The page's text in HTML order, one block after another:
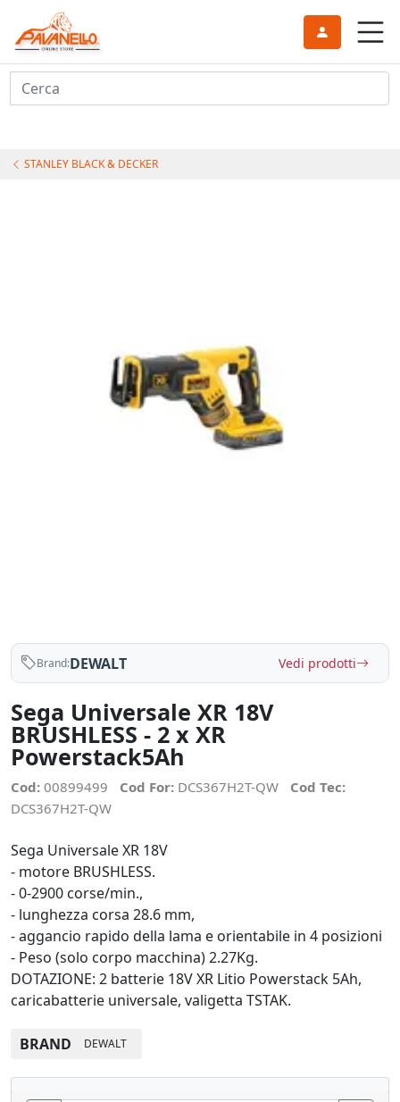
Cerca
STANLEY BLACK & DECKER
Brand:DEWALT Vedi prodotti
Sega Universale XR 18V
BRUSHLESS - 2 x XR
Powerstack5Ah
Cod: 00899499 Cod For: DCS367H2T-QW
Cod Tec:
DCS367H2T-QW
Sega Universale XR 18V
- motore BRUSHLESS.
- 0-2900 corse/min.,
- lunghezza corsa 28.6 mm,
- aggancio rapido della lama e orientabile in 4 posizioni
- Peso (solo corpo macchina) 2.27Kg.
DOTAZIONE: 2 batterie 18V XR Litio Powerstack 5Ah,
caricabatterie universale, valigetta TSTAK.
BRAND DEWALT